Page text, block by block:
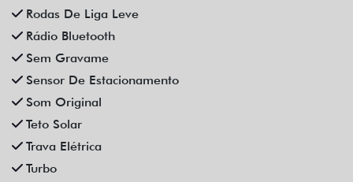
Rodas De Liga Leve
Rádio Bluetooth
Sem Gravame
Sensor De Estacionamento
Som Original
Teto Solar
Trava Elétrica
Turbo